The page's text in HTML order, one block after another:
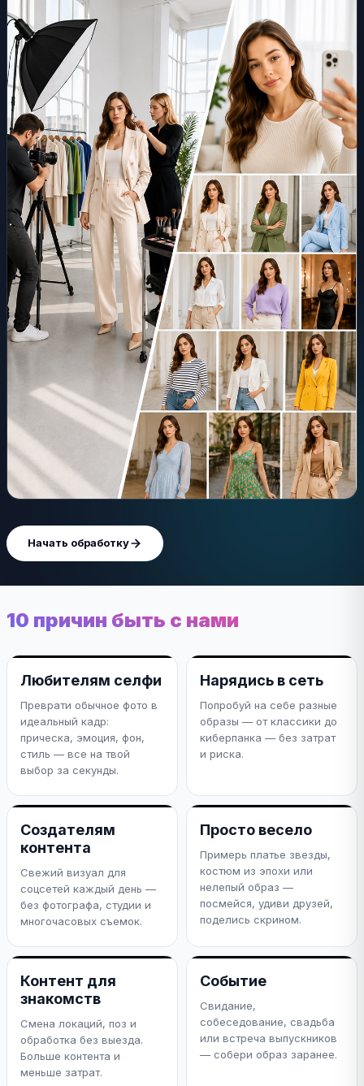
Начать обработку
10 причин быть с нами
Любителям селфи
Преврати обычное фото в
идеальный кадр:
прическа, эмоция, фон,
стиль — все на твой
выбор за секунды.
Нарядись в сеть
Попробуй на себе разные
образы — от классики до
киберпанка — без затрат
и риска.
Создателям
контента
Свежий визуал для
соцсетей каждый день —
без фотографа, студии и
многочасовых съемок.
Просто весело
Примерь платье звезды,
костюм из эпохи или
нелепый образ —
посмейся, удиви друзей,
поделись скрином.
Контент для
знакомств
Смена локаций, поз и
обработка без выезда.
Больше контента и
меньше затрат.
Событие
Свидание,
собеседование, свадьба
или встреча выпускников
— собери образ заранее.